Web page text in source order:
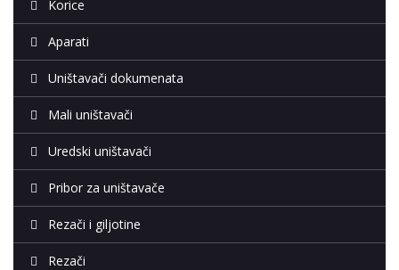
Korice
Aparati
Uništavači dokumenata
Mali uništavači
Uredski uništavači
Pribor za uništavače
Rezači i giljotine
Rezači